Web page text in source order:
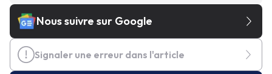
Nous suivre sur Google
Signaler une erreur dans l'article